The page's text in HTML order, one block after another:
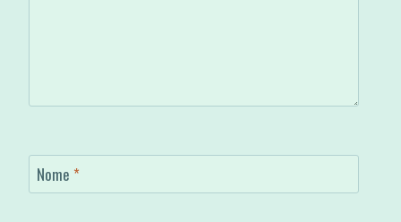
Nome *